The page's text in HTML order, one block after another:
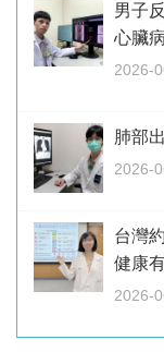
男子
心臟病
2026-
肺部
2026-
台灣
健康
2026-